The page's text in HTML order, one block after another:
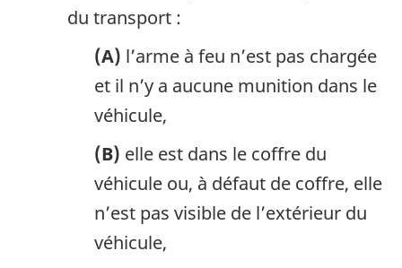
du transport :
(A) l’arme à feu n’est pas chargée
et il n’y a aucune munition dans le
véhicule,
(B) elle est dans le coffre du
véhicule ou, à défaut de coffre, elle
n’est pas visible de l’extérieur du
véhicule,